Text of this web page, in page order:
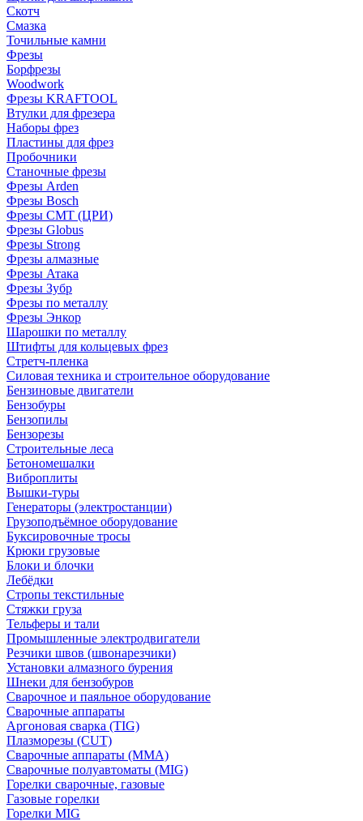
Скотч
Смазка
Точильные камни
Фрезы
Борфрезы
Woodwork
Фрезы KRAFTOOL
Втулки для фрезера
Наборы фрез
Пластины для фрез
Пробочники
Станочные фрезы
Фрезы Arden
Фрезы Bosch
Фрезы CMT (ЦРИ)
Фрезы Globus
Фрезы Strong
Фрезы алмазные
Фрезы Атака
Фрезы Зубр
Фрезы по металлу
Фрезы Энкор
Шарошки по металлу
Штифты для кольцевых фрез
Стретч-пленка
Силовая техника и строительное оборудование
Бензиновые двигатели
Бензобуры
Бензопилы
Бензорезы
Строительные леса
Бетономешалки
Виброплиты
Вышки-туры
Генераторы (электростанции)
Грузоподъёмное оборудование
Буксировочные тросы
Крюки грузовые
Блоки и блочки
Лебёдки
Стропы текстильные
Стяжки груза
Тельферы и тали
Промышленные электродвигатели
Резчики швов (швонарезчики)
Установки алмазного бурения
Шнеки для бензобуров
Сварочное и паяльное оборудование
Сварочные аппараты
Аргоновая сварка (TIG)
Плазморезы (CUT)
Сварочные аппараты (MMA)
Сварочные полуавтоматы (MIG)
Горелки сварочные, газовые
Газовые горелки
Горелки MIG